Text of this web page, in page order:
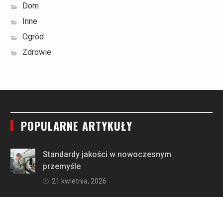
Dom
Inne
Ogród
Zdrowie
POPULARNE ARTYKUŁY
Standardy jakości w nowoczesnym
przemyśle
21 kwietnia, 2026